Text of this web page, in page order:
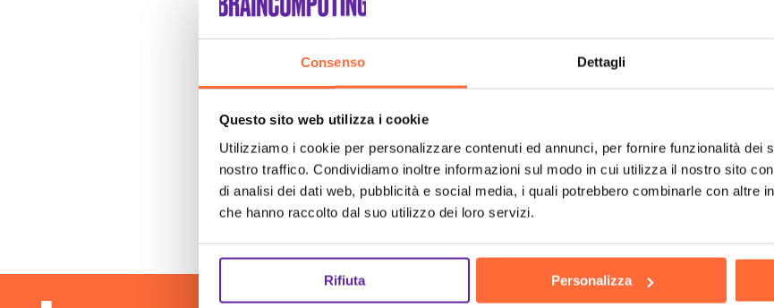
Consenso Dettagli
Questo sito web utilizza i cookie
Utilizziamo i cookie per personalizzare contenuti ed annunci, per fornire funzionalità dei
nostro traffico. Condividiamo inoltre informazioni sul modo in cui utilizza il nostro sito
di analisi dei dati web, pubblicità e social media, i quali potrebbero combinarle con altre
che hanno raccolto dal suo utilizzo dei loro servizi.
Rifiuta Personalizza